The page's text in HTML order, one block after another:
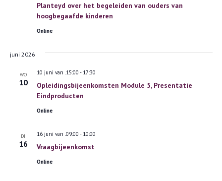
Planteyd over het begeleiden van ouders van
hoogbegaafde kinderen
Online
juni 2026
WO
10
Opleidingsbijeenkomsten Module 5, Presentatie
Eindproducten
10 juni van .15:00 - 17:30
Online
DI
16 Vraagbijeenkomst
16 juni van .09:00 - 10:00
Online